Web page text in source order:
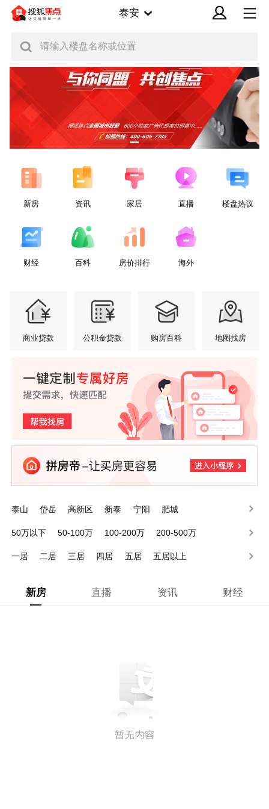
泰安
请输入楼盘名称或位置
新房 资讯 家居 直播 楼盘热议
财经 百科 房价排行 海外
商业贷款 公积金贷款 购房百科 地图找房
泰山 岱岳 高新区 新泰 宁阳 肥城
50万以下 50-100万 100-200万
200-500万
一居
二居 三居 四居 五居 五居以上
新房 直播 资讯 财经